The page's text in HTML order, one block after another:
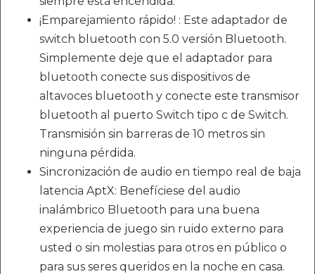
¡Emparejamiento rápido! : Este adaptador de
switch bluetooth con 5.0 versión Bluetooth.
Simplemente deje que el adaptador para
bluetooth conecte sus dispositivos de
altavoces bluetooth y conecte este transmisor
bluetooth al puerto Switch tipo c de Switch.
Transmisión sin barreras de 10 metros sin
ninguna pérdida.
Sincronización de audio en tiempo real de baja
latencia AptX: Benefíciese del audio
inalámbrico Bluetooth para una buena
experiencia de juego sin ruido externo para
usted o sin molestias para otros en público o
para sus seres queridos en la noche en casa.